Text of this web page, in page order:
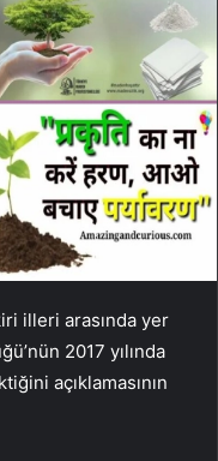
illeri arasında yer
2017 yılında
açıklamasının